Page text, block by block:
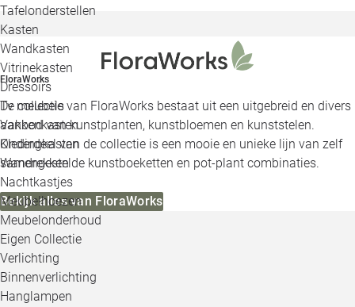
Tafelonderstellen
Kasten
Wandkasten
Vitrinekasten
Dressoirs
Tv meubels
Vakkenkasten
Kledingkasten
Wandrekken
Nachtkastjes
Meubelhoezen
Meubelonderhoud
Eigen Collectie
Verlichting
Binnenverlichting
Hanglampen
FloraWorks
De collectie van FloraWorks bestaat uit een uitgebreid en divers
aanbod van kunstplanten, kunstbloemen en kunststelen.
Onderdeel van de collectie is een mooie en unieke lijn van zelf
samengestelde kunstboeketten en pot-plant combinaties.
Bekijk alles van FloraWorks